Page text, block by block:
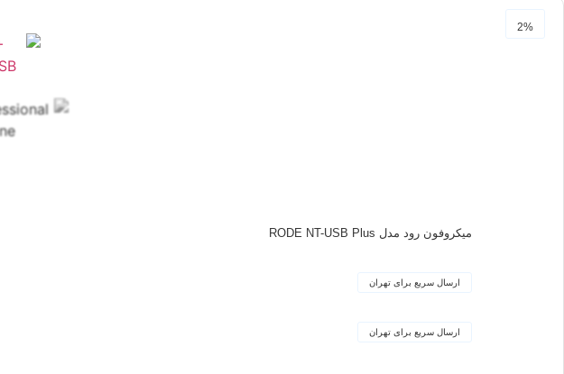
میکروفون رود مدل RODE NT-USB Plus
ارسال سریع برای تهران
ارسال سریع برای تهران
2%